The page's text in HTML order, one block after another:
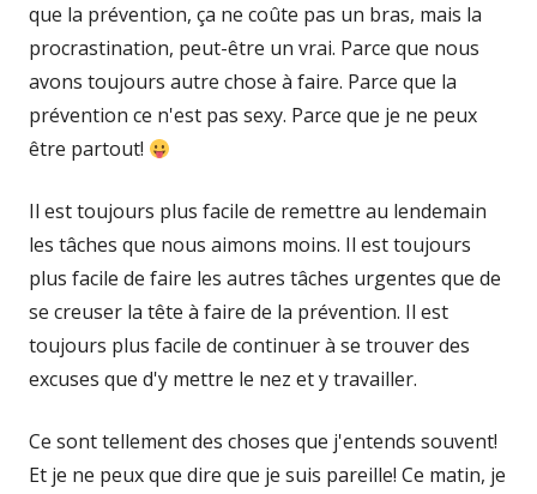
que la prévention, ça ne coûte pas un bras, mais la
procrastination, peut-être un vrai. Parce que nous
avons toujours autre chose à faire. Parce que la
prévention ce n'est pas sexy. Parce que je ne peux
être partout!
Il est toujours plus facile de remettre au lendemain
les tâches que nous aimons moins. Il est toujours
plus facile de faire les autres tâches urgentes que de
se creuser la tête à faire de la prévention. Il est
toujours plus facile de continuer à se trouver des
excuses que d'y mettre le nez et y travailler.
Ce sont tellement des choses que j'entends souvent!
Et je ne peux que dire que je suis pareille! Ce matin, je